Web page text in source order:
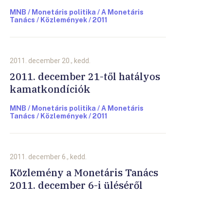
MNB / Monetáris politika / A Monetáris
Tanács / Közlemények / 2011
2011. december 20., kedd.
2011. december 21-től hatályos
kamatkondíciók
MNB / Monetáris politika / A Monetáris
Tanács / Közlemények / 2011
2011. december 6., kedd.
Közlemény a Monetáris Tanács
2011. december 6-i üléséről